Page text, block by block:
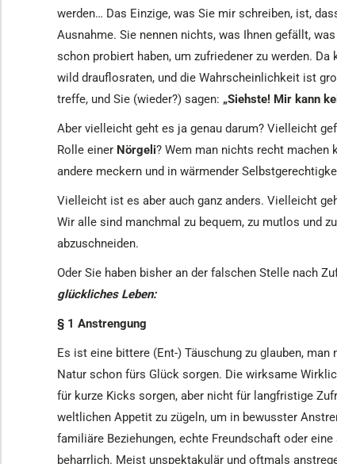
werden… Das Einzige, was Sie mir schreiben, ist,
Ausnahme. Sie nennen nichts, was Ihnen gefällt,
schon probiert haben, um zufriedener zu werden.
wild drauflosraten, und die Wahrscheinlichkeit ist
treffe, und Sie (wieder?) sagen: „Siehste! Mir kann
Aber vielleicht geht es ja genau darum? Vielleicht
Rolle einer Nörgeli? Wem man nichts recht machen
andere meckern und in wärmender
Vielleicht ist es aber auch ganz anders. Vielleicht
Wir alle sind manchmal zu bequem, zu mutlos und
abzuschneiden.
Oder Sie haben bisher an der falschen Stelle nach
glückliches Leben:
§ 1 Anstrengung
Es ist eine bittere (Ent-) Täuschung zu glauben,
Natur schon fürs Glück sorgen. Die wirksame
für kurze Kicks sorgen, aber nicht für langfristige
weltlichen Appetit zu zügeln, um in bewusster
familiäre Beziehungen, echte Freundschaft oder
beharrlich. Meist unspektakulär und oftmals